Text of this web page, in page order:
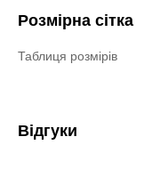
Розмірна сітка
Таблиця розмірів
Відгуки